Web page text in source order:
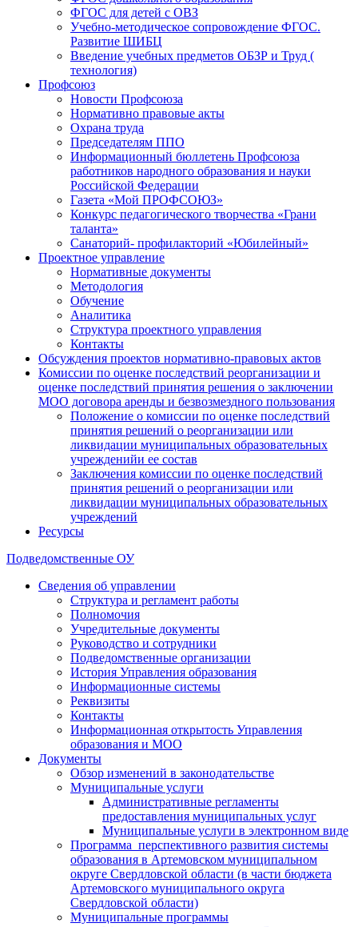
ФГОС для детей с ОВЗ
Учебно-методическое сопровождение ФГОС.
Развитие ШИБЦ
Введение учебных предметов ОБЗР и Труд (
технология)
Профсоюз
Новости Профсоюза
Нормативно правовые акты
Охрана труда
Председателям ППО
Информационный бюллетень Профсоюза
работников народного образования и науки
Российской Федерации
Газета «Мой ПРОФСОЮЗ»
Конкурс педагогического творчества «Грани
таланта»
Санаторий- профилакторий «Юбилейный»
Проектное управление
Нормативные документы
Методология
Обучение
Аналитика
Структура проектного управления
Контакты
Обсуждения проектов нормативно-правовых актов
Комиссии по оценке последствий реорганизации и
оценке последствий принятия решения о заключении
МОО договора аренды и безвозмездного пользования
Положение о комиссии по оценке последствий
принятия решений о реорганизации или
ликвидации муниципальных образовательных
учрежденийи ее состав
Заключения комиссии по оценке последствий
принятия решений о реорганизации или
ликвидации муниципальных образовательных
учреждений
Ресурсы
Подведомственные ОУ
Сведения об управлении
Структура и регламент работы
Полномочия
Учредительные документы
Руководство и сотрудники
Подведомственные организации
История Управления образования
Информационные системы
Реквизиты
Контакты
Информационная открытость Управления
образования и МОО
Документы
Обзор изменений в законодательстве
Муниципальные услуги
Административные регламенты
предоставления муниципальных услуг
Муниципальные услуги в электронном виде
Программа перспективного развития системы
образования в Артемовском муниципальном
округе Свердловской области (в части бюджета
Артемовского муниципального округа
Свердловской области)
Муниципальные программы